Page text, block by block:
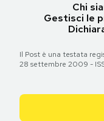
Chi
Gestisci le
Il Post è una testata
28 settembre 2009 -